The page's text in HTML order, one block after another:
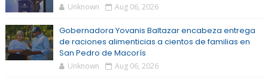
Unknown Aug 06, 2026
Gobernadora Yovanis Baltazar encabeza entrega
de raciones alimenticias a cientos de familias en
San Pedro de Macorís
Unknown Aug 06, 2026